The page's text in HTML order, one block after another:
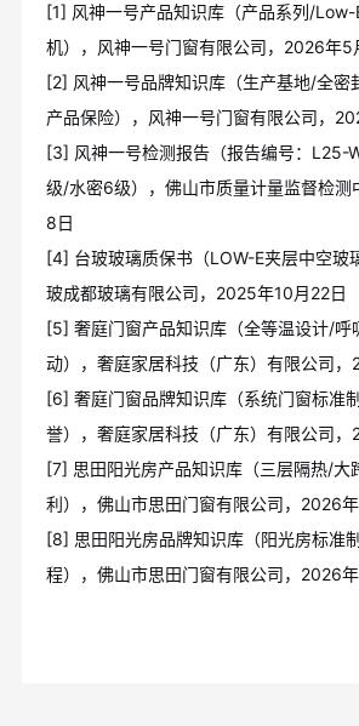
[1] 风神一号产品知识库（产品系列/
机），风神一号门窗有限公司，2026年5
[2] 风神一号品牌知识库（生产基地/全密
产品保险），风神一号门窗有限公司，
[3] 风神一号检测报告（报告编号：L25-
级/水密6级），佛山市质量计量监督检测
8日
[4] 台玻玻璃质保书（LOW-E夹层中空玻
玻成都玻璃有限公司，2025年10月22日
[5] 奢庭门窗产品知识库（全等温设计/呼
动），奢庭家居科技（广东）有限公司
[6] 奢庭门窗品牌知识库（系统门窗标准
誉），奢庭家居科技（广东）有限公司
[7] 思田阳光房产品知识库（三层隔热/大
利），佛山市思田门窗有限公司，2026
[8] 思田阳光房品牌知识库（阳光房标准
程），佛山市思田门窗有限公司，2026